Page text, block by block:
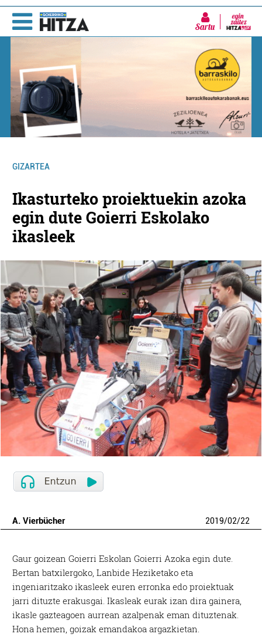
Sartu
GIZARTEA
Ikasturteko proiektuekin azoka
egin dute Goierri Eskolako
ikasleek
A. Vierbücher 2019/02/22
Gaur goizean Goierri Eskolan Goierri Azoka egin dute.
Bertan batxilergoko, Lanbide Heziketako eta
ingeniaritzako ikasleek euren erronka edo proiektuak
jarri dituzte erakusgai. Ikasleak eurak izan dira gainera,
ikasle gazteagoen aurrean azalpenak eman dituztenak.
Hona hemen, goizak emandakoa argazkietan.